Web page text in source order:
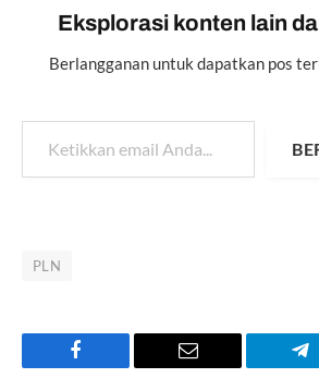
Eksplorasi konten lain
Berlangganan untuk dapatkan pos
Ketikkan email Anda...
PLN
Facebook Email